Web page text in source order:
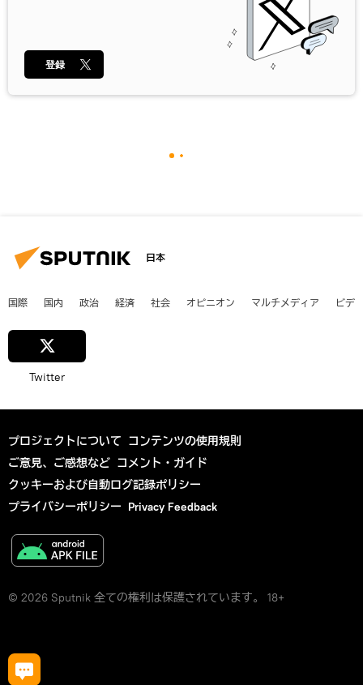
登録
日本
国際 国内 政治 経済 社会 オピニオン マルチメディア ビデ
Twitter
プロジェクトについて コンテンツの使用規則
ご意見、ご感想など コメント・ガイド
クッキーおよび自動ログ記録ポリシー
プライバシーポリシー Privacy Feedback
© 2026 Sputnik 全ての権利は保護されています。 18+